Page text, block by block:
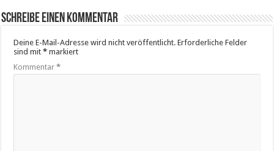
Schreibe einen Kommentar
Deine E-Mail-Adresse wird nicht veröffentlicht. Erforderliche Felder
sind mit* markiert
Kommentar*